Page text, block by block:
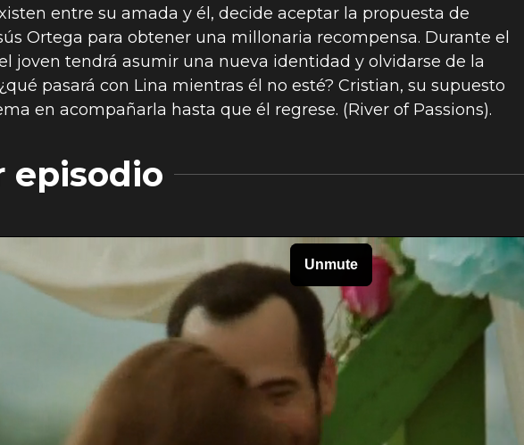
entre su amada y él, decide aceptar la propuesta de
Ortega para obtener una millonaria recompensa. Durante el
joven tendrá asumir una nueva identidad y olvidarse de la
pasará con Lina mientras él no esté? Cristian, su supuesto
en acompañarla hasta que él regrese. (River of Passions).
episodio